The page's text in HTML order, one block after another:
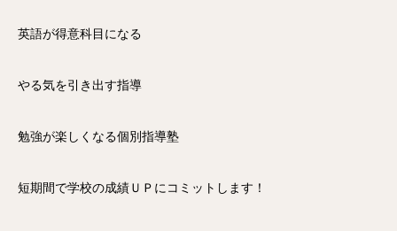
英語が得意科目になる
やる気を引き出す指導
勉強が楽しくなる個別指導塾
短期間で学校の成績ＵＰにコミットします！